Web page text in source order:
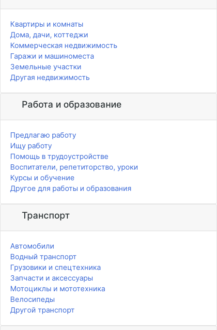
Квартиры и комнаты
Дома, дачи, коттеджи
Коммерческая недвижимость
Гаражи и машиноместа
Земельные участки
Другая недвижимость
Работа и образование
Предлагаю работу
Ищу работу
Помощь в трудоустройстве
Воспитатели, репетиторство, уроки
Курсы и обучение
Другое для работы и образования
Транспорт
Автомобили
Водный транспорт
Грузовики и спецтехника
Запчасти и аксессуары
Мотоциклы и мототехника
Велосипеды
Другой транспорт